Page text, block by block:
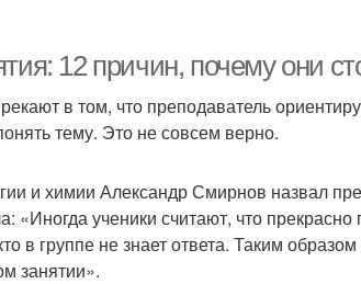
Занятия в ясельной и
12 причин, почему они
в том, что преподаватель
тему. Это не совсем верно.
и химии Александр Смирнов назвал
«Иногда ученики считают, что
в группе не знает ответа. Таким
занятии».